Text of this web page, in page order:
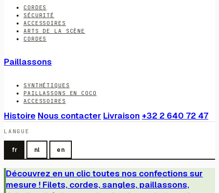
CORDES
SÉCURITÉ
ACCESSOIRES
ARTS DE LA SCÈNE
CORDES
Paillassons
SYNTHÉTIQUES
PAILLASSONS EN COCO
ACCESSOIRES
Histoire Nous contacter Livraison +32 2 640 72 47
LANGUE
fr nl en
Découvrez en un clic toutes nos confections sur
mesure ! Filets, cordes, sangles, paillassons,